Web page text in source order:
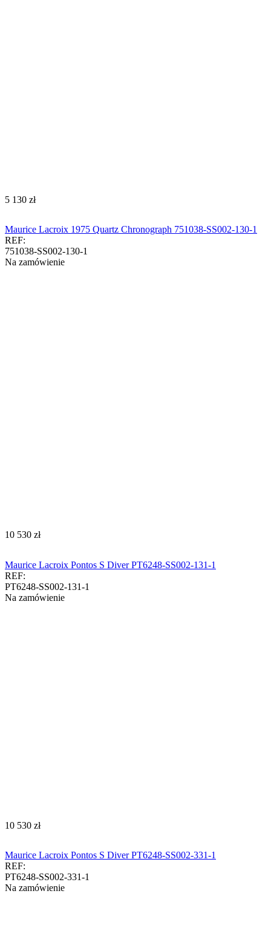
‍5 130‍ zł
Maurice Lacroix 1975 Quartz Chronograph 751038-SS002-130-1
REF:
751038-SS002-130-1
Na zamówienie
‍10 530‍ zł
Maurice Lacroix Pontos S Diver PT6248-SS002-131-1
REF:
PT6248-SS002-131-1
Na zamówienie
‍10 530‍ zł
Maurice Lacroix Pontos S Diver PT6248-SS002-331-1
REF:
PT6248-SS002-331-1
Na zamówienie